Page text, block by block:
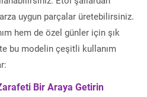
uygun parçalar üretebilirsiniz.
hem de özel günler için şık
bu modelin çeşitli kullanım
Bir Araya Getirin